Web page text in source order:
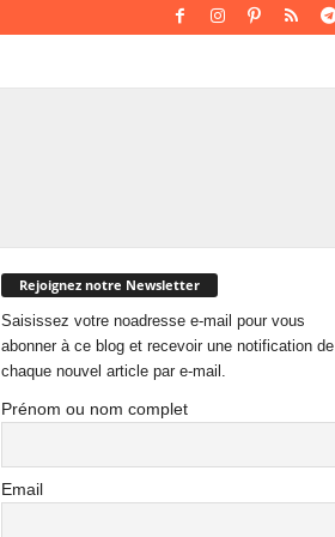
Rejoignez notre Newsletter
Saisissez votre noadresse e-mail pour vous
abonner à ce blog et recevoir une notification de
chaque nouvel article par e-mail.
Prénom ou nom complet
Email